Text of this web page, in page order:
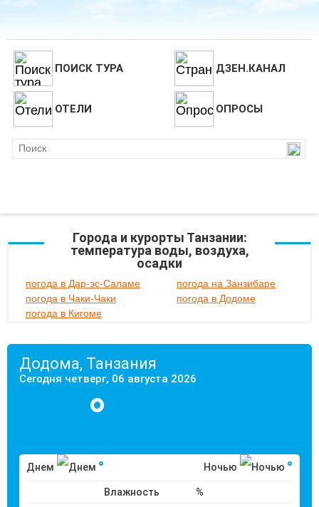
ПОИСК ТУРА ДЗЕН.КАНАЛ
ОТЕЛИ ОПРОСЫ
Города и курорты Танзании:
температура воды, воздуха,
осадки
погода в Дар-эс-Саламе
погода на Занзибаре
погода в Чаки-Чаки
погода в Додоме
погода в Кигоме
Додома, Танзания
Сегодня четверг, 06 августа 2026
°
Днем ° Ночью °
Влажность
%